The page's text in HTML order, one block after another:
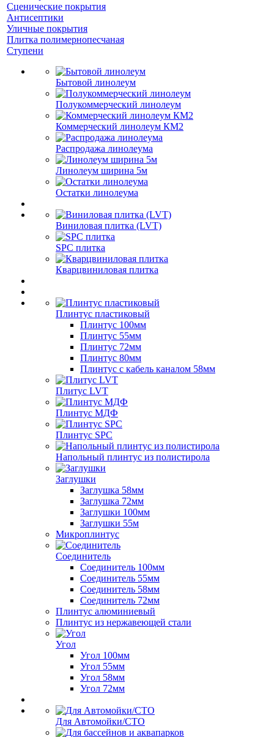
Сценические покрытия
Антисептики
Уличные покрытия
Плитка полимернопесчаная
Ступени
Бытовой линолеум
Полукоммерческий линолеум
Коммерческий линолеум КМ2
Распродажа линолеума
Линолеум ширина 5м
Остатки линолеума
Виниловая плитка (LVT)
SPC плитка
Кварцвиниловая плитка
Плинтус пластиковый
Плинтус 100мм
Плинтус 55мм
Плинтус 72мм
Плинтус 80мм
Плинтус с кабель каналом 58мм
Плитус LVT
Плинтус МДФ
Плинтус SPC
Напольный плинтус из полистирола
Заглушки
Заглушка 58мм
Заглушка 72мм
Заглушки 100мм
Заглушки 55м
Микроплинтус
Соединитель
Соединитель 100мм
Соединитель 55мм
Соединитель 58мм
Соединитель 72мм
Плинтус алюминиевый
Плинтус из нержавеющей стали
Угол
Угол 100мм
Угол 55мм
Угол 58мм
Угол 72мм
Для Автомойки/СТО